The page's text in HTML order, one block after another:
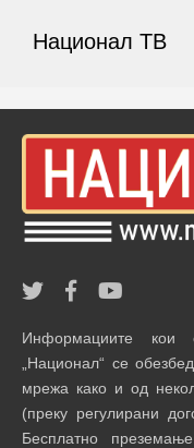
Национал ТВ
Информациите кои
„Национал“ се
мрежа како и од
(преку регулирани
Бесплатно